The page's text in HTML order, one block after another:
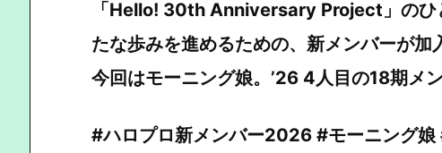
「Hello! 30th Anniversary Project」のひ
たな歩みを進めるための、新メンバーが加
今回はモーニング娘。’26 4人目の18期メ
#ハロプロ新メンバー2026 #モーニング